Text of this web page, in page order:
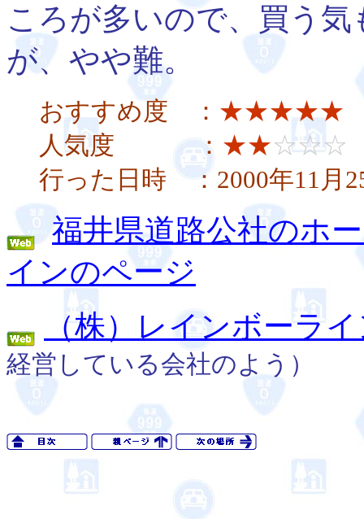
ころが多いので、買う
が、やや難。
おすすめ度 ： ★★★★★
人気度 ： ★★☆☆☆
行った日時 ：2000年11月
福井県道路公社のホ
インのページ
（株）レインボーラ
経営している会社のよう）